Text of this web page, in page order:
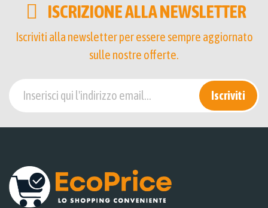
ISCRIZIONE ALLA NEWSLETTER
Iscriviti alla newsletter per essere sempre aggiornato
sulle nostre offerte.
Iscriviti